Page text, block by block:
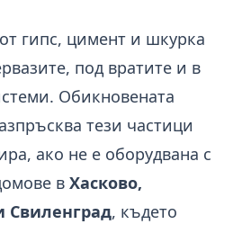
гипс, цимент и шкурка
под вратите и в
Обикновената
тези частици
ако не е оборудвана с
в Хасково,
Свиленград, където